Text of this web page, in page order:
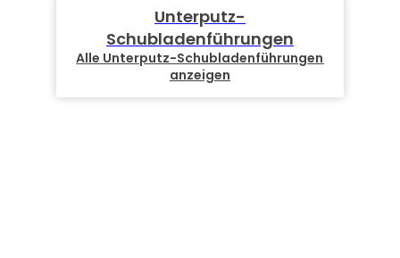
Unterputz-
Schubladenführungen
Alle Unterputz-Schubladenführungen
anzeigen